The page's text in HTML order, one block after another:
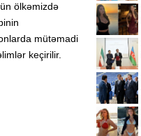
ölkəmizdə
mütəmadi
keçirilir.